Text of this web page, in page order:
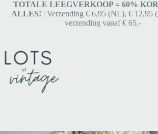
TOTALE LEEGVERKOOP = 60%
ALLES! | Verzending € 6,95 (NL), € 12,95
verzending vanaf € 65,-